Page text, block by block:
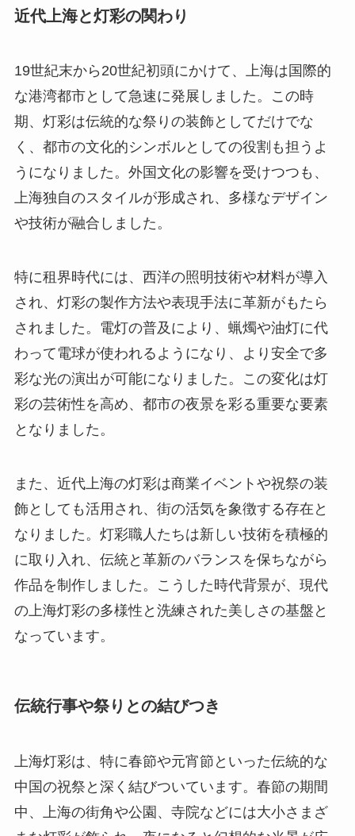
近代上海と灯彩の関わり
19世紀末から20世紀初頭にかけて、上海は国際的
な港湾都市として急速に発展しました。この時
期、灯彩は伝統的な祭りの装飾としてだけでな
く、都市の文化的シンボルとしての役割も担うよ
うになりました。外国文化の影響を受けつつも、
上海独自のスタイルが形成され、多様なデザイン
や技術が融合しました。
特に租界時代には、西洋の照明技術や材料が導入
され、灯彩の製作方法や表現手法に革新がもたら
されました。電灯の普及により、蝋燭や油灯に代
わって電球が使われるようになり、より安全で多
彩な光の演出が可能になりました。この変化は灯
彩の芸術性を高め、都市の夜景を彩る重要な要素
となりました。
また、近代上海の灯彩は商業イベントや祝祭の装
飾としても活用され、街の活気を象徴する存在と
なりました。灯彩職人たちは新しい技術を積極的
に取り入れ、伝統と革新のバランスを保ちながら
作品を制作しました。こうした時代背景が、現代
の上海灯彩の多様性と洗練された美しさの基盤と
なっています。
伝統行事や祭りとの結びつき
上海灯彩は、特に春節や元宵節といった伝統的な
中国の祝祭と深く結びついています。春節の期間
中、上海の街角や公園、寺院などには大小さまざ